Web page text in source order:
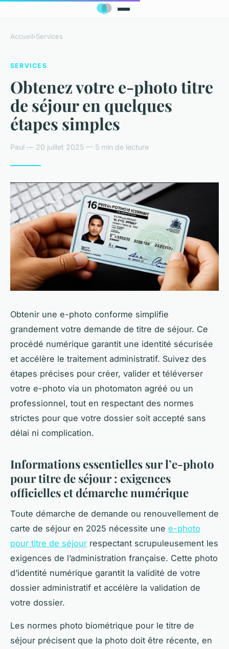
Accueil›Services
SERVICES
Obtenez votre e-photo titre
de séjour en quelques
étapes simples
Paul — 20 juillet 2025 — 5 min de lecture
Obtenir une e-photo conforme simplifie
grandement votre demande de titre de séjour. Ce
procédé numérique garantit une identité sécurisée
et accélère le traitement administratif. Suivez des
étapes précises pour créer, valider et téléverser
votre e-photo via un photomaton agréé ou un
professionnel, tout en respectant des normes
strictes pour que votre dossier soit accepté sans
délai ni complication.
Informations essentielles sur l’e-photo
pour titre de séjour : exigences
officielles et démarche numérique
Toute démarche de demande ou renouvellement de
carte de séjour en 2025 nécessite une e-photo
pour titre de séjour respectant scrupuleusement les
exigences de l’administration française. Cette photo
d’identité numérique garantit la validité de votre
dossier administratif et accélère la validation de
votre dossier.
Les normes photo biométrique pour le titre de
séjour précisent que la photo doit être récente, en